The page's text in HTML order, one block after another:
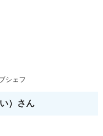
シェフ
）さん